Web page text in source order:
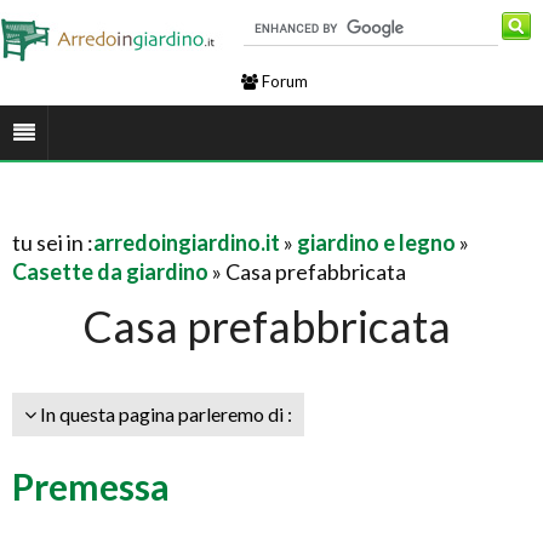
Forum
tu sei in :arredoingiardino.it » giardino e legno »
Casette da giardino » Casa prefabbricata
Casa prefabbricata
In questa pagina parleremo di :
Premessa